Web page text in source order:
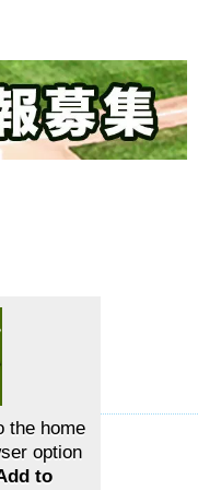
お問い合せ
the home
option
to